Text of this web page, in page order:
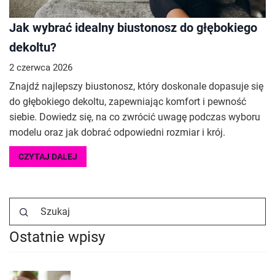
Jak wybrać idealny biustonosz do głębokiego
dekoltu?
2 czerwca 2026
Znajdź najlepszy biustonosz, który doskonale dopasuje się
do głębokiego dekoltu, zapewniając komfort i pewność
siebie. Dowiedz się, na co zwrócić uwagę podczas wyboru
modelu oraz jak dobrać odpowiedni rozmiar i krój.
CZYTAJ DALEJ
Ostatnie wpisy